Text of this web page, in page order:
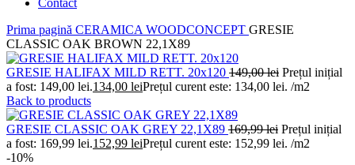
Prima pagină CERAMICA WOODCONCEPT GRESIE
CLASSIC OAK BROWN 22,1X89
GRESIE HALIFAX MILD RETT. 20x120 149,00lei Prețul inițial
a fost: 149,00 lei.134,00 leiPrețul curent este: 134,00 lei. /m2
Back to products
GRESIE CLASSIC OAK GREY 22,1X89 169,99lei Prețul inițial
a fost: 169,99 lei.152,99 leiPrețul curent este: 152,99 lei. /m2
-10%